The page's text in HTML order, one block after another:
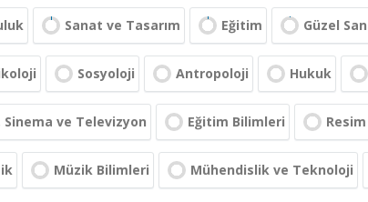
Sanat ve Tasarım Eğitim Güzel
Sosyoloji Antropoloji Hukuk
Sinema ve Televizyon Eğitim Bilimleri Resim
Müzik Bilimleri Mühendislik ve Teknoloji